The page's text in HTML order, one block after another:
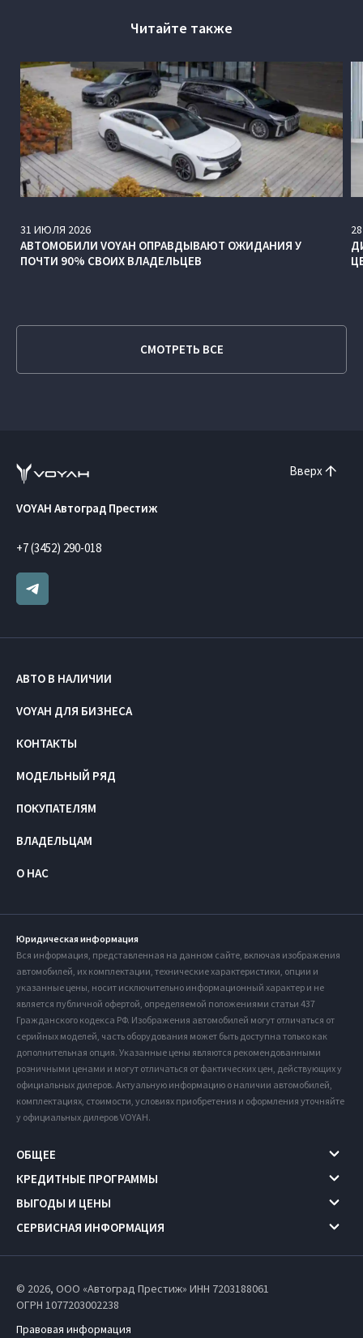
Читайте также
31 ИЮЛЯ 2026
АВТОМОБИЛИ VOYAH ОПРАВДЫВАЮТ ОЖИДАНИЯ У
ПОЧТИ 90% СВОИХ ВЛАДЕЛЬЦЕВ
28
СМОТРЕТЬ ВСЕ
Вверх
VOYAH Автоград Престиж
+7 (3452) 290-018
АВТО В НАЛИЧИИ
VOYAH ДЛЯ БИЗНЕСА
КОНТАКТЫ
МОДЕЛЬНЫЙ РЯД
ПОКУПАТЕЛЯМ
ВЛАДЕЛЬЦАМ
О НАС
Юридическая информация
Вся информация, представленная на данном сайте, включая изображения
автомобилей, их комплектации, технические характеристики, опции и
указанные цены, носит исключительно информационный характер и не
является публичной офертой, определяемой положениями статьи 437
Гражданского кодекса РФ. Изображения автомобилей могут отличаться от
серийных моделей, часть оборудования может быть доступна только как
дополнительная опция. Указанные цены являются рекомендованными
розничными ценами и могут отличаться от фактических цен, действующих у
официальных дилеров. Актуальную информацию о наличии автомобилей,
комплектациях, стоимости, условиях приобретения и оформления уточняйте
у официальных дилеров VOYAH.
ОБЩЕЕ
КРЕДИТНЫЕ ПРОГРАММЫ
ВЫГОДЫ И ЦЕНЫ
СЕРВИСНАЯ ИНФОРМАЦИЯ
© 2026, ООО «Автоград Престиж» ИНН 7203188061
ОГРН 1077203002238
Правовая информация